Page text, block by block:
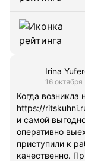
Irina
16
Когда возникла
https://
и самой
оперативно
приступили к
качественно.